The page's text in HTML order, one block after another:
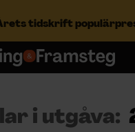
tidskrift
i utgåva: